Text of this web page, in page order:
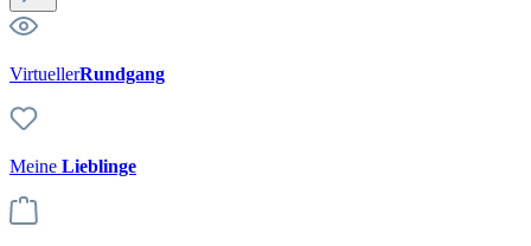
VirtuellerRundgang
Meine Lieblinge